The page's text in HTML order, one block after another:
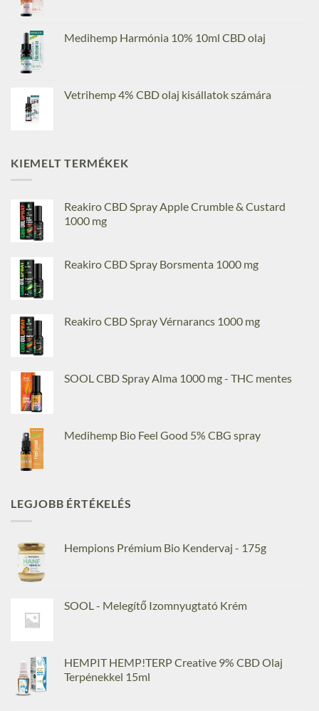
Medihemp Harmónia 10% 10ml CBD olaj
Vetrihemp 4% CBD olaj kisállatok számára
KIEMELT TERMÉKEK
Reakiro CBD Spray Apple Crumble & Custard
1000 mg
Reakiro CBD Spray Borsmenta 1000 mg
Reakiro CBD Spray Vérnarancs 1000 mg
SOOL CBD Spray Alma 1000 mg - THC mentes
Medihemp Bio Feel Good 5% CBG spray
LEGJOBB ÉRTÉKELÉS
Hempions Prémium Bio Kendervaj - 175g
SOOL - Melegítő Izomnyugtató Krém
HEMPIT HEMP!TERP Creative 9% CBD Olaj
Terpénekkel 15ml